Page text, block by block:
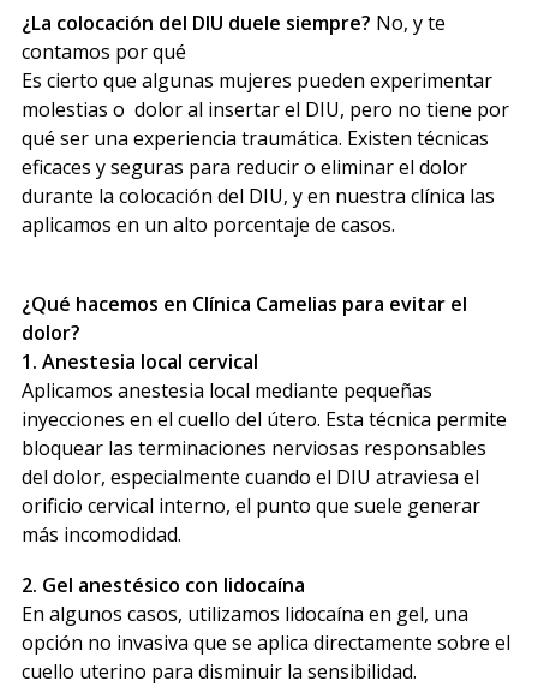
¿La colocación del DIU duele siempre? No, y te
contamos por qué
Es cierto que algunas mujeres pueden experimentar
molestias o dolor al insertar el DIU, pero no tiene por
qué ser una experiencia traumática. Existen técnicas
eficaces y seguras para reducir o eliminar el dolor
durante la colocación del DIU, y en nuestra clínica las
aplicamos en un alto porcentaje de casos.
¿Qué hacemos en Clínica Camelias para evitar el
dolor?
1. Anestesia local cervical
Aplicamos anestesia local mediante pequeñas
inyecciones en el cuello del útero. Esta técnica permite
bloquear las terminaciones nerviosas responsables
del dolor, especialmente cuando el DIU atraviesa el
orificio cervical interno, el punto que suele generar
más incomodidad.
2. Gel anestésico con lidocaína
En algunos casos, utilizamos lidocaína en gel, una
opción no invasiva que se aplica directamente sobre el
cuello uterino para disminuir la sensibilidad.